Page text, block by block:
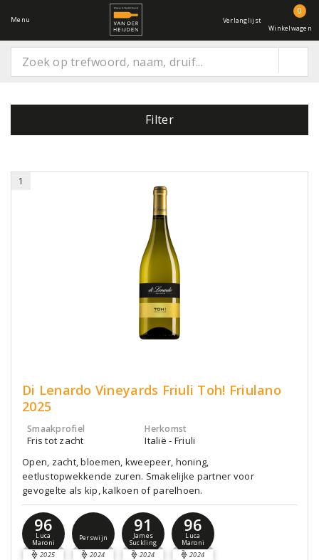
Menu Verlanglijst
0
Winkelwagen
Filter
1
Di Lenardo Vineyards Friuli Toh! Friulano
2025
Smaakprofiel
Fris tot zacht
Herkomst
Italië - Friuli
Open, zacht, bloemen, kweepeer, honing,
eetlustopwekkende zuren. Smakelijke partner voor
gevogelte als kip, kalkoen of parelhoen.
96
Luca
Maroni
2025
Perswijn
2024
91
James
Suckling
2024
96
Luca
Maroni
2024